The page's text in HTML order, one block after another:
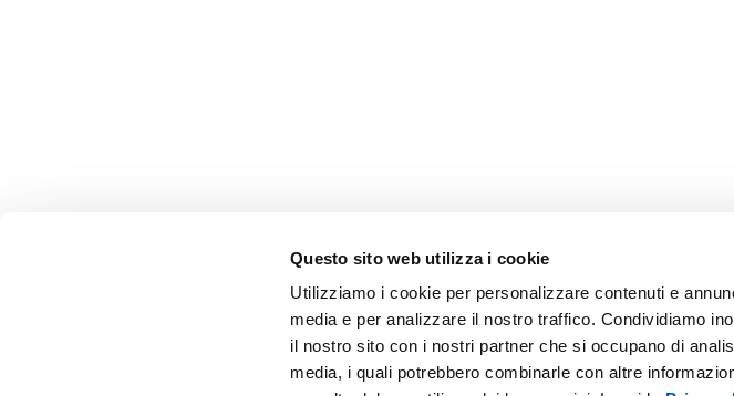
Questo sito web utilizza i cookie
Utilizziamo i cookie per personalizzare contenuti e
media e per analizzare il nostro traffico. Condividiamo
il nostro sito con i nostri partner che si occupano di
media, i quali potrebbero combinarle con altre